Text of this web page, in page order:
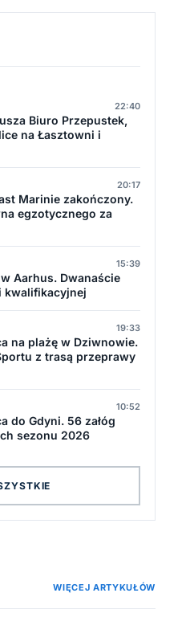
22:40
Biuro Przepustek,
na Łasztowni i
20:17
Marinie zakończony.
egzotycznego za
15:39
Aarhus. Dwanaście
kwalifikacyjnej
19:33
na plażę w Dziwnowie.
z trasą przeprawy
10:52
do Gdyni. 56 załóg
sezonu 2026
WIĘCEJ ARTYKUŁÓW